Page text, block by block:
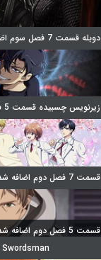
دوبله قسمت 7 فصل سوم اضافه شد
زیرنویس چسبیده قسمت 5 فصل اول اضافه شد
قسمت 7 فصل دوم اضافه شد
قسمت 5 فصل دوم اضافه شد